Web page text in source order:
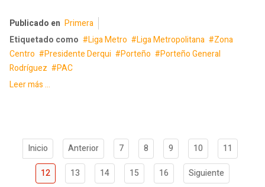
Publicado en Primera
Etiquetado como
Liga Metro Liga Metropolitana
Zona
Centro
Presidente Derqui Porteño
Porteño General
Rodríguez
PAC
Leer más ...
Inicio Anterior 7 8 9 10
11
12
13 14 15 16
Siguiente